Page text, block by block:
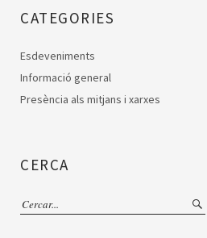
CATEGORIES
Esdeveniments
Informació general
Presència als mitjans i xarxes
CERCA